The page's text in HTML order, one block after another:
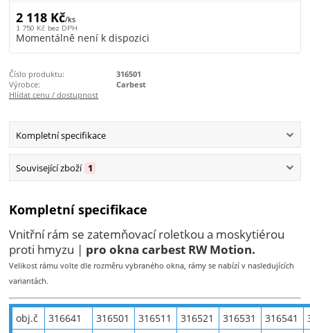
2 118 Kč/ks
1 750 Kč bez DPH
Momentálně není k dispozici
Číslo produktu:
316501
Výrobce:
Carbest
Hlídat cenu / dostupnost
Kompletní specifikace
Související zboží 1
Kompletní specifikace
Vnitřní rám se zatemňovací roletkou a moskytiérou
proti hmyzu | pro okna carbest RW Motion.
Velikost rámu volte dle rozměru vybraného okna, rámy se nabízí v nasledujících
variantách.
obj.č 316641 316501 316511 316521 316531 316541